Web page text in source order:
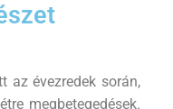
évezredek során,
megbetegedések.